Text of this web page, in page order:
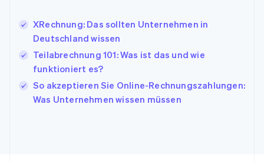
XRechnung: Das sollten Unternehmen in
Deutschland wissen
Teilabrechnung 101: Was ist das und wie
funktioniert es?
So akzeptieren Sie Online-Rechnungszahlungen:
Was Unternehmen wissen müssen
Kroatien
EnglishItaliano
Lettland
Liechtenstein
DeutschEnglish
Litauen